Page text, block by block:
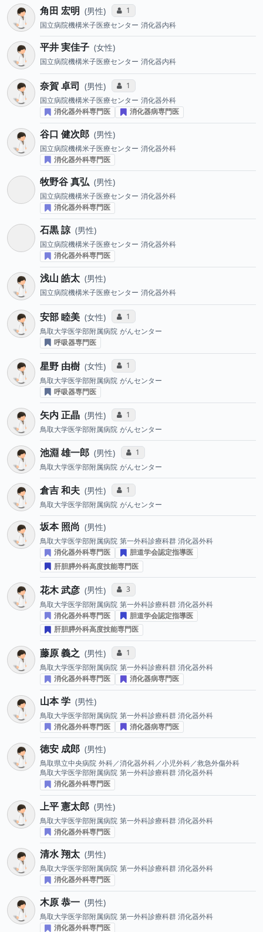
角田 宏明 男性 コミュニケーション・タイプ投票数
1
国立病院機構米子医療センター 消化器内科
平井 実佳子 女性
国立病院機構米子医療センター 消化器内科
奈賀 卓司 男性 コミュニケーション・タイプ投票数
1
国立病院機構米子医療センター 消化器外科
消化器外科専門医
消化器病専門医
谷口 健次郎 男性
国立病院機構米子医療センター 消化器外科
消化器外科専門医
牧野谷 真弘 男性
国立病院機構米子医療センター 消化器外科
消化器外科専門医
石黒 諒 男性
国立病院機構米子医療センター 消化器外科
消化器外科専門医
浅山 皓太 男性
国立病院機構米子医療センター 消化器外科
安部 睦美 女性 コミュニケーション・タイプ投票数
1
鳥取大学医学部附属病院 がんセンター
呼吸器専門医
星野 由樹 女性 コミュニケーション・タイプ投票数
1
鳥取大学医学部附属病院 がんセンター
呼吸器専門医
矢内 正晶 男性 コミュニケーション・タイプ投票数
1
鳥取大学医学部附属病院 がんセンター
池淵 雄一郎 男性 コミュニケーション・タイプ投票数
1
鳥取大学医学部附属病院 がんセンター
倉吉 和夫 男性 コミュニケーション・タイプ投票数
1
鳥取大学医学部附属病院 がんセンター
坂本 照尚 男性
鳥取大学医学部附属病院 第一外科診療科群 消化器外科
消化器外科専門医
胆道学会認定指導医
肝胆膵外科高度技能専門医
花木 武彦 男性 コミュニケーション・タイプ投票数
3
鳥取大学医学部附属病院 第一外科診療科群 消化器外科
消化器外科専門医
胆道学会認定指導医
肝胆膵外科高度技能専門医
藤原 義之 男性 コミュニケーション・タイプ投票数
1
鳥取大学医学部附属病院 第一外科診療科群 消化器外科
消化器外科専門医
消化器病専門医
山本 学 男性
鳥取大学医学部附属病院 第一外科診療科群 消化器外科
消化器外科専門医
消化器病専門医
徳安 成郎 男性
鳥取県立中央病院 外科／消化器外科／小児外科／救急外傷外科
鳥取大学医学部附属病院 第一外科診療科群 消化器外科
消化器外科専門医
上平 憲太郎 男性
鳥取大学医学部附属病院 第一外科診療科群 消化器外科
消化器外科専門医
清水 翔太 男性
鳥取大学医学部附属病院 第一外科診療科群 消化器外科
消化器外科専門医
木原 恭一 男性
鳥取大学医学部附属病院 第一外科診療科群 消化器外科
消化器外科専門医